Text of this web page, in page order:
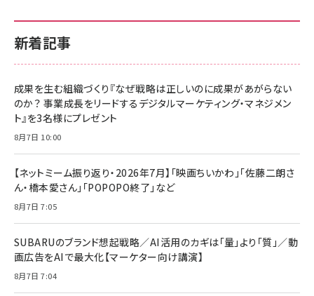
新着記事
成果を生む組織づくり『なぜ戦略は正しいのに成果があがらない
のか？ 事業成長をリードするデジタルマーケティング・マネジメン
ト』を3名様にプレゼント
8月7日 10:00
【ネットミーム振り返り・2026年7月】「映画ちいかわ」「佐藤二朗さ
ん・橋本愛さん」「POPOPO終了」など
8月7日 7:05
SUBARUのブランド想起戦略／AI活用のカギは「量」より「質」／動
画広告をAIで最大化【マーケター向け講演】
8月7日 7:04